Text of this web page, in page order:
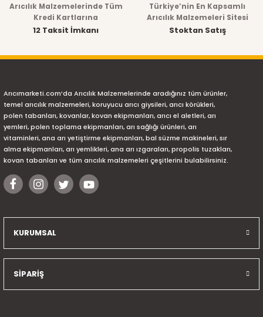
Arıcılık Malzemelerinde Tüm
Kredi Kartlarına
12 Taksit İmkanı
Türkiye’nin En Kapsamlı
Arıcılık Malzemeleri Sitesi
Stoktan Satış
Arıcımarketi.com’da Arıcılık Malzemelerinde aradığınız tüm ürünler,
temel arıcılık malzemeleri, koruyucu arıcı giysileri, arıcı körükleri,
polen tabanları, kovanlar, kovan ekipmanları, arıcı el aletleri, arı
yemleri, polen toplama ekipmanları, arı sağlığı ürünleri, arı
vitaminleri, ana arı yetiştirme ekipmanları, bal süzme makineleri, sır
alma ekipmanları, arı yemlikleri, ana arı ızgaraları, propolis tuzakları,
kovan tabanları ve tüm arıcılık malzemeleri çeşitlerini bulabilirsiniz.
KURUMSAL
SİPARİŞ